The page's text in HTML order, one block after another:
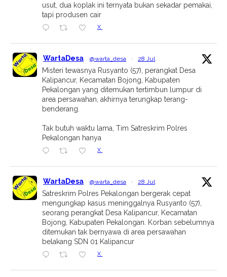
usut, dua koplak ini ternyata bukan sekadar pemakai,
tapi produsen cair
X
WartaDesa @warta_desa · 28 Jul
Misteri tewasnya Rusyanto (57), perangkat Desa
Kalipancur, Kecamatan Bojong, Kabupaten
Pekalongan yang ditemukan tertimbun lumpur di
area persawahan, akhirnya terungkap terang-
benderang.
Tak butuh waktu lama, Tim Satreskrim Polres
Pekalongan hanya
X
WartaDesa @warta_desa · 28 Jul
Satreskrim Polres Pekalongan bergerak cepat
mengungkap kasus meninggalnya Rusyanto (57),
seorang perangkat Desa Kalipancur, Kecamatan
Bojong, Kabupaten Pekalongan. Korban sebelumnya
ditemukan tak bernyawa di area persawahan
belakang SDN 01 Kalipancur
X